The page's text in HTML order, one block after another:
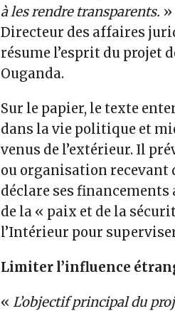
à les rendre transparents. »
Directeur des affaires
résume l’esprit du projet
Ouganda.
Sur le papier, le texte
dans la vie politique et
venus de l’extérieur. Il
ou organisation recevant
déclare ses financements
de la « paix et de la
l’Intérieur pour
Limiter l’influence
«L’objectif principal du